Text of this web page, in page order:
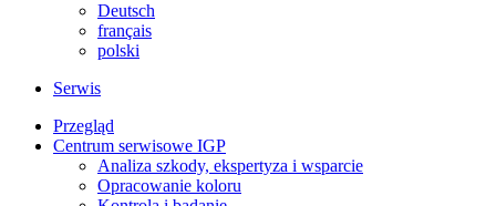
Deutsch
français
polski
Serwis
Przegląd
Centrum serwisowe IGP
Analiza szkody, ekspertyza i wsparcie
Opracowanie koloru